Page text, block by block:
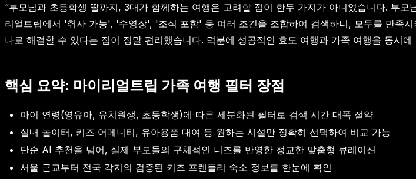
“부모님과 초등학생 딸까지, 3대가 함께하는 여행은 고려할 점이 한두 가지가 아니었습니다. 부
리얼트립에서 '취사 가능', '수영장', '조식 포함' 등 여러 조건을 조합하여 검색하니, 모두를 만족
나로 해결할 수 있다는 점이 정말 편리했습니다. 덕분에 성공적인 효도 여행과 가족 여행을 동시에
핵심 요약: 마이리얼트립 가족 여행 필터 장점
아이 연령(영유아, 유치원생, 초등학생)에 따른 세분화된 필터로 검색 시간 대폭 절약
실내 놀이터, 키즈 어메니티, 유아용품 대여 등 원하는 시설만 정확히 선택하여 비교 가능
단순 AI 추천을 넘어, 실제 부모들의 구체적인 니즈를 반영한 정교한 맞춤형 큐레이션
서울 근교부터 전국 각지의 검증된 키즈 프렌들리 숙소 정보를 한눈에 확인